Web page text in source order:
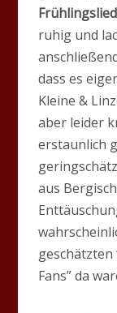
Frühlingslied
ruhig und
dass es
Kleine &
aber leider
erstaunlich
aus
geschätzten
Fans” da